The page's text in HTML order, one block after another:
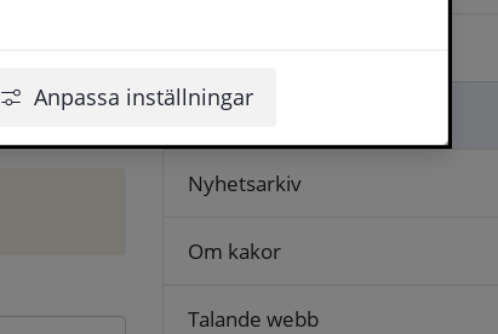
Anpassa inställningar
på
Logga in
Lämna synpunkt
Nyhetsarkiv
Om kakor
Talande webb